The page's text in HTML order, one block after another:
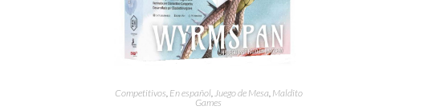
Competitivos, En español,Juego de Mesa, Maldito
Games